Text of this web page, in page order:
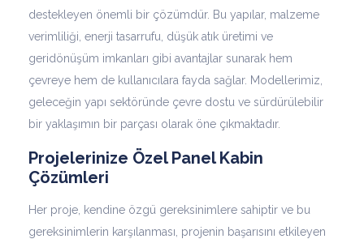
destekleyen önemli bir çözümdür. Bu yapılar, malzeme
verimliliği, enerji tasarrufu, düşük atık üretimi ve
geridönüşüm imkanları gibi avantajlar sunarak hem
çevreye hem de kullanıcılara fayda sağlar. Modellerimiz,
geleceğin yapı sektöründe çevre dostu ve sürdürülebilir
bir yaklaşımın bir parçası olarak öne çıkmaktadır.
Projelerinize Özel Panel Kabin
Çözümleri
Her proje, kendine özgü gereksinimlere sahiptir ve bu
gereksinimlerin karşılanması, projenin başarısını etkileyen